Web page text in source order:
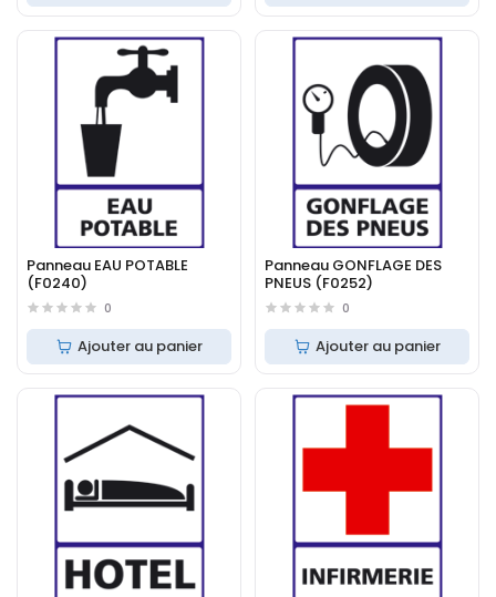
Panneau EAU POTABLE
(F0240)
0
Ajouter au panier
Panneau GONFLAGE DES
PNEUS (F0252)
0
Ajouter au panier